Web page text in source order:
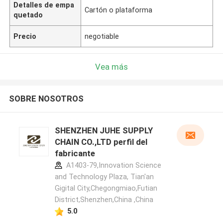
Detalles de empa
quetado
Cartón o plataforma
Precio negotiable
Vea más
SOBRE NOSOTROS
SHENZHEN JUHE SUPPLY
CHAIN CO.,LTD perfil del
fabricante
A1403-79,Innovation Science
and Technology Plaza, Tian'an
Gigital City,Chegongmiao,Futian
District,Shenzhen,China ,China
5.0